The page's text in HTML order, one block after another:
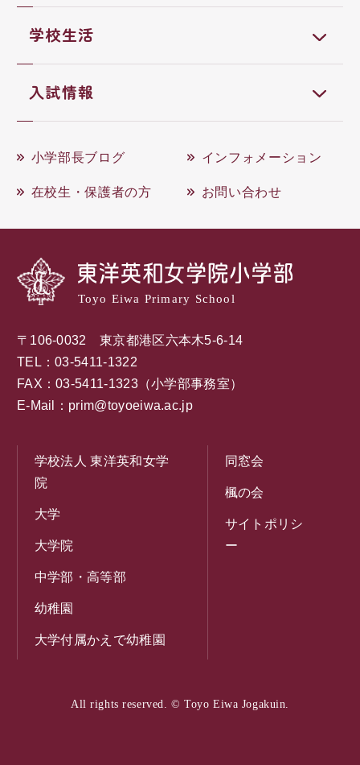
学校生活
入試情報
小学部長ブログ インフォメーション
在校生・保護者の方 お問い合わせ
Toyo Eiwa Primary School
〒106-0032 東京都港区六本木5-6-14
TEL：03-5411-1322
FAX：03-5411-1323（小学部事務室）
E-Mail： prim@toyoeiwa.ac.jp
学校法人 東洋英和女学
院
大学
大学院
中学部・高等部
幼稚園
大学付属かえで幼稚園
同窓会
楓の会
サイトポリシ
ー
All rights reserved. © Toyo Eiwa Jogakuin.